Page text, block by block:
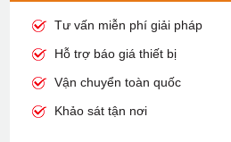
Tư vấn miễn phí giải pháp
Hỗ trợ báo giá thiết bị
Vận chuyển toàn quốc
Khảo sát tận nơi